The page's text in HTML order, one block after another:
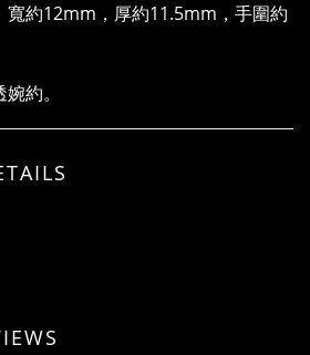
寬約12mm，厚約11.5mm，手圍約
約。